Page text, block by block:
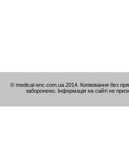
© medical-enc.com.ua 2014. Копіювання без
заборонено. Інформація на сайті не